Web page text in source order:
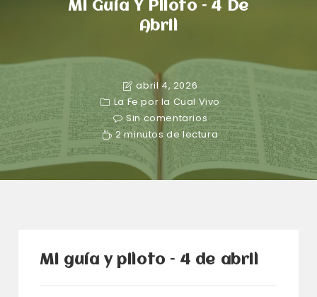
Mi Guía Y Piloto – 4 De
Abril
abril 4, 2026
La Fe por la Cual Vivo
Sin comentarios
2 minutos de lectura
Mi guía y piloto – 4 de abril